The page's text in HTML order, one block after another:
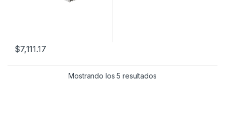
$7,111.17
Mostrando los 5 resultados